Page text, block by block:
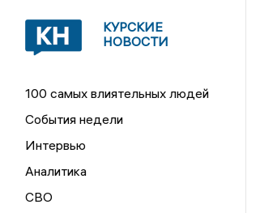
КУРСКИЕ
НОВОСТИ
100 самых влиятельных людей
События недели
Интервью
Аналитика
СВО